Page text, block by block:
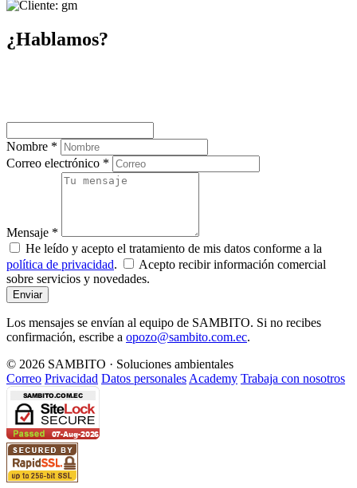
¿Hablamos?
Nombre *
Correo electrónico *
Mensaje *
He leído y acepto el tratamiento de mis datos conforme a la
política de privacidad.
Acepto recibir información comercial
sobre servicios y novedades.
Enviar
Los mensajes se envían al equipo de SAMBITO. Si no recibes
confirmación, escribe a opozo@sambito.com.ec.
© 2026 SAMBITO · Soluciones ambientales
Correo Privacidad Datos personales Academy Trabaja con nosotros